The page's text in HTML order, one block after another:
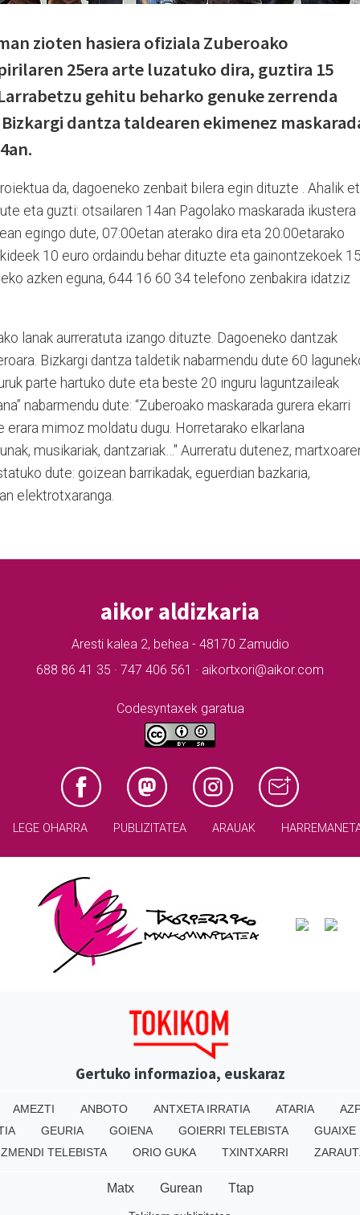
zioten hasiera ofiziala Zuberoako
25era arte luzatuko dira, guztira 15
gehitu beharko genuke zerrenda
dantza taldearen ekimenez
da, dagoeneko zenbait bilera egin dituzte . Ahalik
eta guzti: otsailaren 14an Pagolako maskarada ikustera
egingo dute, 07:00etan aterako dira eta 20:00etarako
10 euro ordaindu behar dituzte eta gainontzekoek
azken eguna, 644 16 60 34 telefono zenbakira idatziz
lanak aurreratuta izango dituzte. Dagoeneko dantzak
Bizkargi dantza taldetik nabarmendu dute 60
parte hartuko dute eta beste 20 inguru laguntzaileak
nabarmendu dute: “Zuberoako maskarada gurera ekarri
erara mimoz moldatu dugu. Horretarako elkarlana
musikariak, dantzariak…" Aurreratu dutenez,
dute: goizean barrikadak, eguerdian bazkaria,
elektrotxaranga.
aikor aldizkaria
Aresti kalea 2, behea - 48170 Zamudio
688 86 41 35 · 747 406 561 · aikortxori@aikor.com
Codesyntaxek garatua
LEGE OHARRA PUBLIZITATEA ARAUAK
Gertuko informazioa, euskaraz
AMEZTI ANBOTO ANTXETA IRRATIA ATARIA
GEURIA GOIENA GOIERRI TELEBISTA
GUAIXE
TELEBISTA ORIO GUKA TXINTXARRI
Matx Gurean Ttap